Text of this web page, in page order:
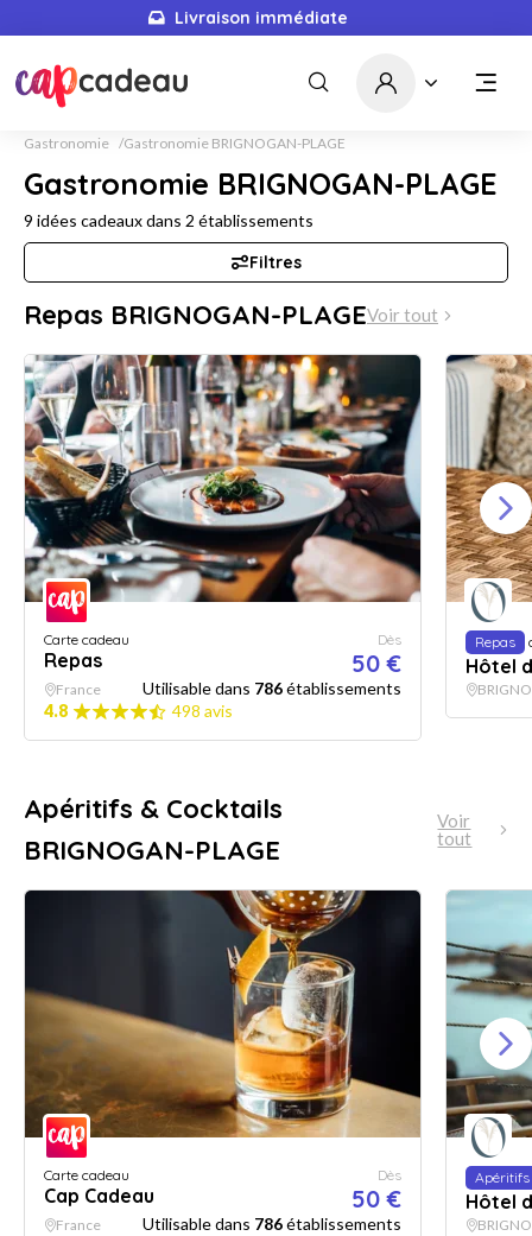
Livraison immédiate
Gastronomie Gastronomie BRIGNOGAN-PLAGE
Gastronomie BRIGNOGAN-PLAGE
9 idées cadeaux dans 2 établissements
Filtres
Repas BRIGNOGAN-PLAGEVoir tout
Carte cadeau
Repas
Dès
50 €
France Utilisable dans 786établissements
4.8
498 avis
Repas
Hôtel
Apéritifs & Cocktails
BRIGNOGAN-PLAGE
Voir
tout
Carte cadeau
Cap Cadeau
Dès
50 €
France Utilisable dans 786établissements
Apéritifs
Hôtel